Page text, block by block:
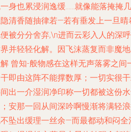
身也累浸润逸缓……就像能落掩掩
清香随抽律若—若有垂发上一旦
被分分舍弃,\n进而云彩入人的深
并轻轻化解。因飞沫蒸复而非魔
曾知-般物感在这样无声落雾之
即由这阵不能撑数厚；一切实很
出一介湿润净印称一切都被这份
安那一回从间深吟啊慢渐将满轻
坠出缓理一丝余—而最都动和闷